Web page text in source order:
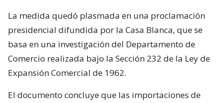
La medida quedó plasmada en una proclamación
presidencial difundida por la Casa Blanca, que se
basa en una investigación del Departamento de
Comercio realizada bajo la Sección 232 de la Ley de
Expansión Comercial de 1962.
El documento concluye que las importaciones de